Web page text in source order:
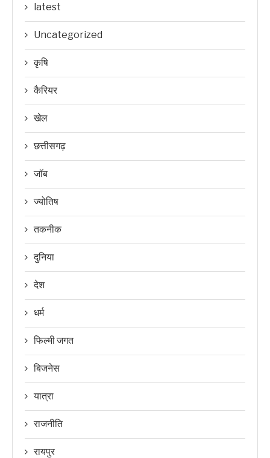
latest
Uncategorized
कृषि
कैरियर
खेल
छत्तीसगढ़
जॉब
ज्योतिष
तकनीक
दुनिया
देश
धर्म
फिल्मी जगत
बिजनेस
यात्रा
राजनीति
रायपुर